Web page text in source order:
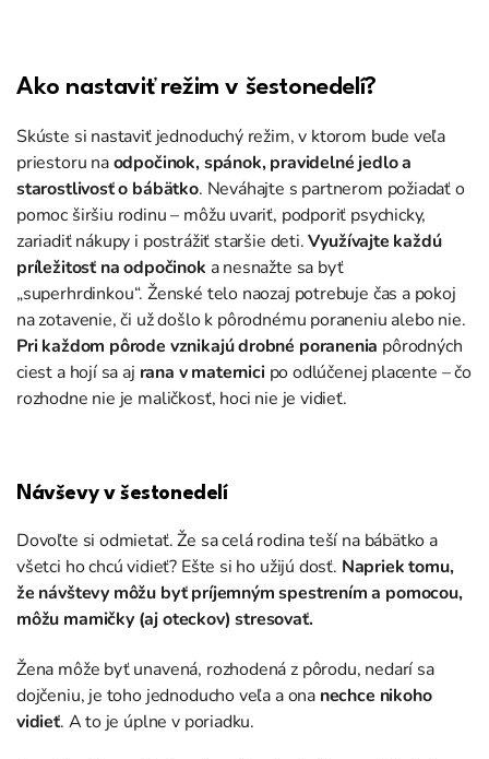
Ako nastaviť režim v šestonedelí?
Skúste si nastaviť jednoduchý režim, v ktorom bude veľa
priestoru naodpočinok, spánok, pravidelné jedlo a
starostlivosť o bábätko. Neváhajte s partnerom požiadať o
pomoc širšiu rodinu – môžu uvariť, podporiť psychicky,
zariadiť nákupy i postrážiť staršie deti.Využívajte každú
príležitosť na odpočinok a nesnažte sa byť
„superhrdinkou“. Ženské telo naozaj potrebuje čas a pokoj
na zotavenie, či už došlo k pôrodnému poraneniu alebo nie.
Pri každom pôrode vznikajú drobné poranenia pôrodných
ciest a hojí sa aj rana v maternicipo odlúčenej placente – čo
rozhodne nie je maličkosť, hoci nie je vidieť.
Návševy v šestonedelí
Dovoľte si odmietať. Že sa celá rodina teší na bábätko a
všetci ho chcú vidieť? Ešte si ho užijú dosť. Napriek tomu,
že návštevy môžu byť príjemným spestrením a pomocou,
môžu mamičky (aj oteckov) stresovať.
Žena môže byť unavená, rozhodená z pôrodu, nedarí sa
dojčeniu, je toho jednoducho veľa a ona nechce nikoho
vidieť. A to je úplne v poriadku.